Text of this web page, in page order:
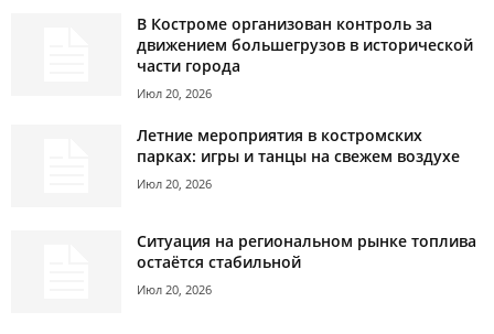
В Костроме организован контроль за
движением большегрузов в исторической
части города
Июл 20, 2026
Летние мероприятия в костромских
парках: игры и танцы на свежем воздухе
Июл 20, 2026
Ситуация на региональном рынке топлива
остаётся стабильной
Июл 20, 2026